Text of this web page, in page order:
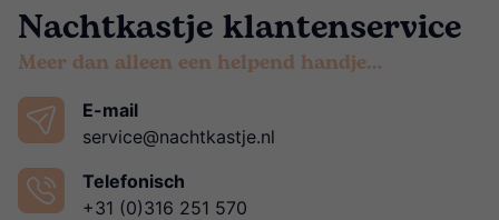
Nachtkastje klantenservice
Meer dan alleen een helpend handje…
E-mail
service@nachtkastje.nl
Telefonisch
+31 (0)316 251 570